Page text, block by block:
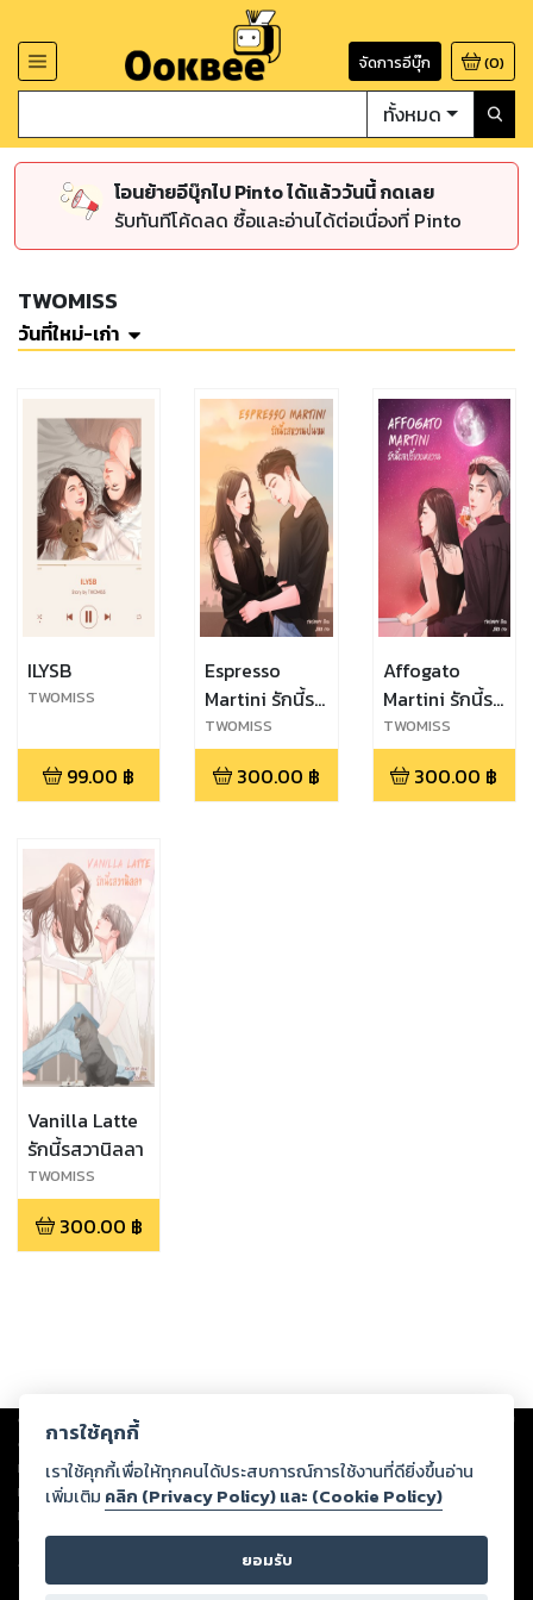
จัดการอีบุ๊ก (0)
ทั้งหมด
โอนย้ายอีบุ๊กไป Pinto ได้แล้ววันนี้ กดเลย
รับทันทีโค้ดลด ซื้อและอ่านได้ต่อเนื่องที่ Pinto
TWOMISS
วันที่ใหม่-เก่า
ILYSB
TWOMISS
99.00 ฿
Espresso
Martini รักนี้รส
หวานปนขม
TWOMISS
300.00 ฿
Affogato
Martini รักนี้รส
เปรี้ยวอมหวาน
TWOMISS
300.00 ฿
Vanilla Latte
รักนี้รสวานิลลา
TWOMISS
300.00 ฿
Copyright © 2026
ต่อผลงานหรือเนื้อหาใดที่อัปโหลดผ่านเว็บไซต์และปรากฏว่าละเมิดสิทธิใน
ทรัพย์สินทางปัญญาของบุคคลอื่นหรือขัดต่อกฎหมายและศีลธรรม ดังนั้น ผู้อ่าน
ทุกท่านโปรดใช้วิจารณญาณในการกลั่นกรองด้วยตนเอง และหากท่านพบว่าส่วน
หนึ่งส่วนใดขัดต่อกฎหมายและศีลธรรม กรุณาแจ้งมายังบริษัท เพื่อทีมงานจะได้
ดำเนินการในทันที ทั้งนี้ ทางสตอรี่ล็อกขอสงวนลิขสิทธิ์ตามพระราชบัญญัติ
ลิขสิทธิ์ พ.ศ. 2537 (ฉบับล่าสุด)
การใช้คุกกี้
เราใช้คุกกี้เพื่อให้ทุกคนได้ประสบการณ์การใช้งานที่ดียิ่งขึ้นอ่าน
เพิ่มเติม คลิก (Privacy Policy) และ (Cookie Policy)
ยอมรับ